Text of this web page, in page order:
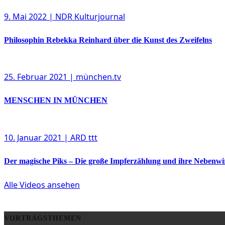
9. Mai 2022 | NDR Kulturjournal
Philosophin Rebekka Reinhard über die Kunst des Zweifelns
25. Februar 2021 | münchen.tv
MENSCHEN IN MÜNCHEN
10. Januar 2021 | ARD ttt
Der magische Piks – Die große Impferzählung und ihre
Alle Videos ansehen
VORTRAGSTHEMEN